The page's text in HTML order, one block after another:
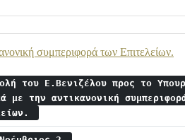
συμπεριφορά των Επιτελείων.
του Ε.Βενιζέλου προς το
με την αντικανονική